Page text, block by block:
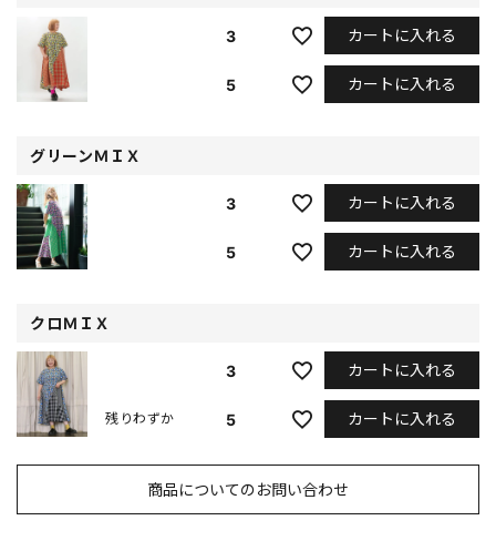
3 カートに入れる
5 カートに入れる
グリーンＭＩＸ
3 カートに入れる
5 カートに入れる
クロＭＩＸ
3 カートに入れる
5
残りわずか カートに入れる
商品についてのお問い合わせ